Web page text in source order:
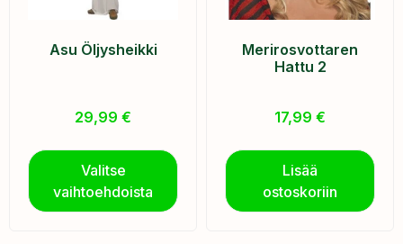
Asu Öljysheikki
29,99 €
Valitse
vaihtoehdoista
Merirosvottaren
Hattu 2
17,99 €
Lisää
ostoskoriin